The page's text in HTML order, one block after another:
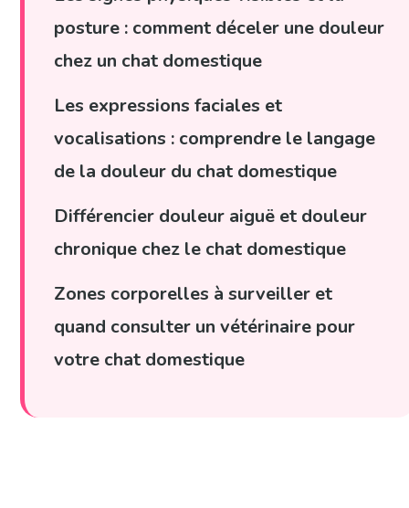
posture : comment déceler une douleur
chez un chat domestique
Les expressions faciales et
vocalisations : comprendre le langage
de la douleur du chat domestique
Différencier douleur aiguë et douleur
chronique chez le chat domestique
Zones corporelles à surveiller et
quand consulter un vétérinaire pour
votre chat domestique